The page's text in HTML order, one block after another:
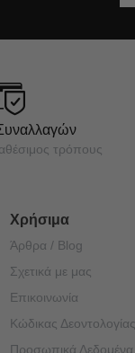
τρόπους
Χρήσιμα
Άρθρα / Blog
Σχετικά με μας
Επικοινωνία
Κώδικας Δεοντολογίας
Προσωπικά Δεδομένα